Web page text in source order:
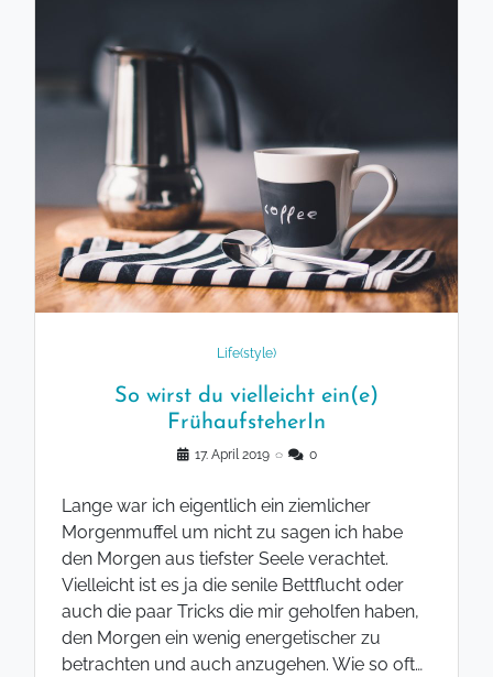
Life(style)
So wirst du vielleicht ein(e)
FrühaufsteherIn
17. April 2019 ◌ 0
Lange war ich eigentlich ein ziemlicher
Morgenmuffel um nicht zu sagen ich habe
den Morgen aus tiefster Seele verachtet.
Vielleicht ist es ja die senile Bettflucht oder
auch die paar Tricks die mir geholfen haben,
den Morgen ein wenig energetischer zu
betrachten und auch anzugehen. Wie so oft…